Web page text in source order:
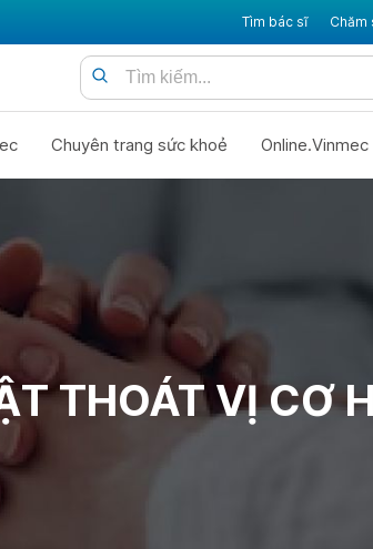
Tìm bác sĩ Chăm
Chuyên trang sức khoẻ Online.Vinmec
THOÁT VỊ CƠ